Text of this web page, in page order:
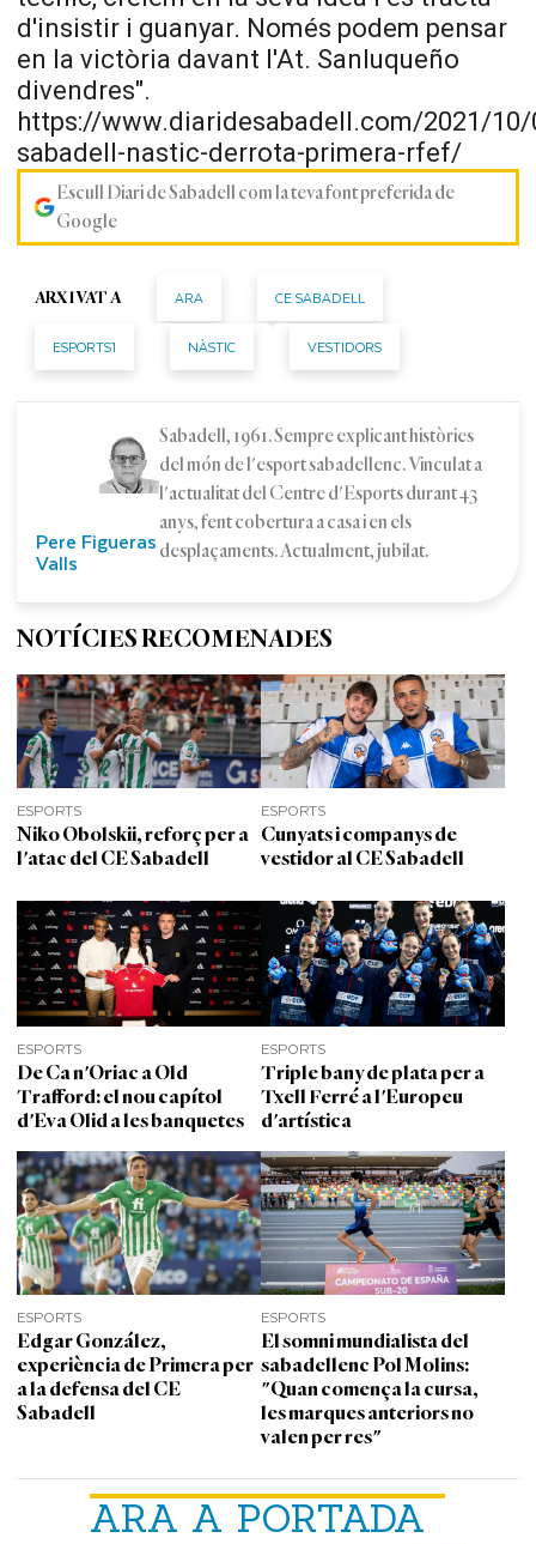
ARA A PORTADA
d'insistir i guanyar. Només podem pensar
en la victòria davant l'At. Sanluqueño
divendres".
https://www.diaridesabadell.com/2021/
sabadell-nastic-derrota-primera-rfef/
Escull Diari de Sabadell com la teva font preferida de
Google
ARXIVAT A ARA CE SABADELL
ESPORTS1 NÀSTIC VESTIDORS
Pere Figueras
Valls
Sabadell, 1961. Sempre explicant històries
del món de l'esport sabadellenc. Vinculat a
l'actualitat del Centre d'Esports durant 43
anys, fent cobertura a casa i en els
desplaçaments. Actualment, jubilat.
NOTÍCIES RECOMENADES
ESPORTS
Niko Obolskii, reforç per a
l'atac del CE Sabadell
ESPORTS
Cunyats i companys de
vestidor al CE Sabadell
ESPORTS
De Ca n'Oriac a Old
Trafford: el nou capítol
d'Eva Olid a les banquetes
ESPORTS
Triple bany de plata per a
Txell Ferré a l'Europeu
d'artística
ESPORTS
Edgar González,
experiència de Primera per
a la defensa del CE
Sabadell
ESPORTS
El somni mundialista del
sabadellenc Pol Molins:
"Quan comença la cursa,
les marques anteriors no
valen per res"